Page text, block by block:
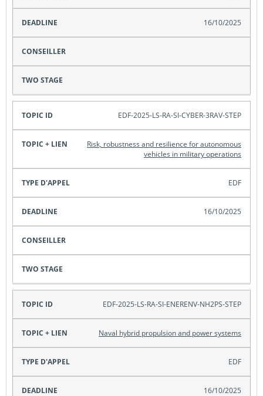
d'appel
Conseiller
Two
16/10/2025
EDF-2025-LS-RA-SI-CYBER-3RAV-STEP
Risk, robustness and resilience for autonomous
vehicles in military operations
EDF
16/10/2025
EDF-2025-LS-RA-SI-ENERENV-NH2PS-STEP
Naval hybrid propulsion and power systems
EDF
16/10/2025